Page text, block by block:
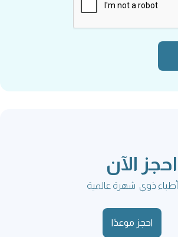
احجز الآن
أطباء ذوي شهرة عالمية
احجز موعدًا